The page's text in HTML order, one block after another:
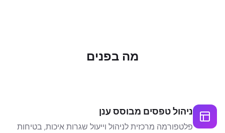
מה בפנים
ניהול טפסים מבוסס ענן
פלטפורמה מרכזית לניהול וייעול שגרות איכות, בטיחות